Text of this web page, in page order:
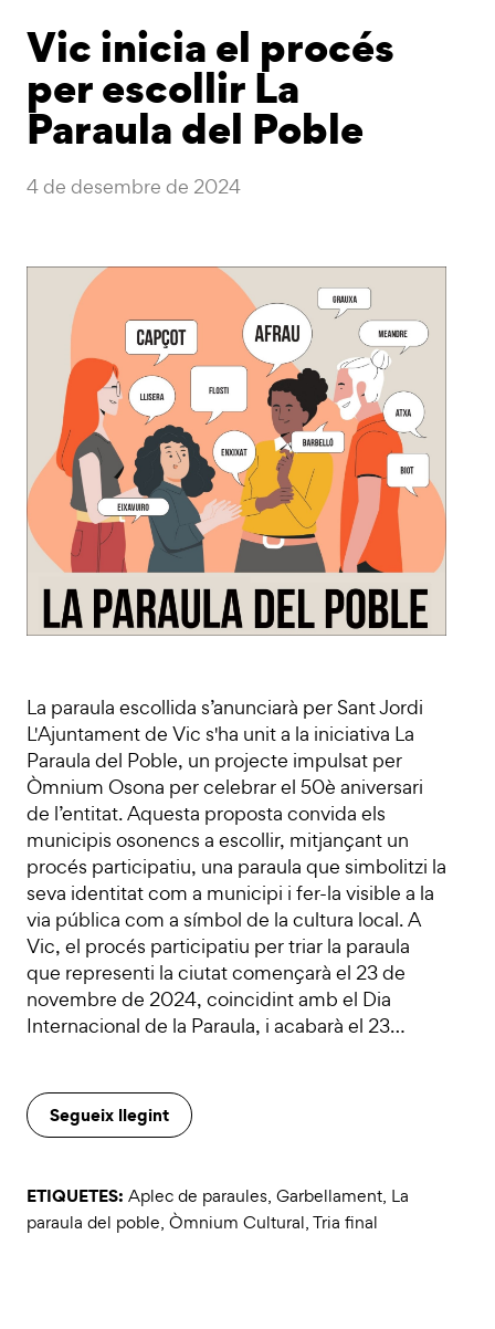
Vic inicia el procés
per escollir La
Paraula del Poble
4 de desembre de 2024
La paraula escollida s’anunciarà per Sant Jordi
L'Ajuntament de Vic s'ha unit a la iniciativa La
Paraula del Poble, un projecte impulsat per
Òmnium Osona per celebrar el 50è aniversari
de l’entitat. Aquesta proposta convida els
municipis osonencs a escollir, mitjançant un
procés participatiu, una paraula que simbolitzi la
seva identitat com a municipi i fer-la visible a la
via pública com a símbol de la cultura local. A
Vic, el procés participatiu per triar la paraula
que representi la ciutat començarà el 23 de
novembre de 2024, coincidint amb el Dia
Internacional de la Paraula, i acabarà el 23…
Segueix llegint
ETIQUETES: Aplec de paraules, Garbellament, La
paraula del poble, Òmnium Cultural,Tria final